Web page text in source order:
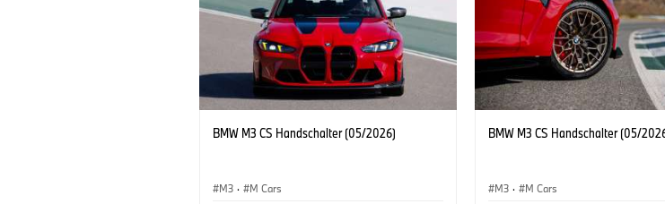
BMW M3 CS Handschalter (05/2026)
M3 · M Cars
BMW M3 CS Handschalter (05/
M3 · M Cars